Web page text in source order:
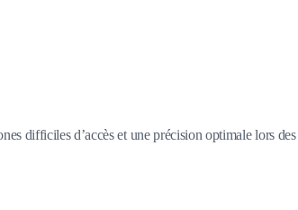
difficiles d’accès et une précision optimale lors des